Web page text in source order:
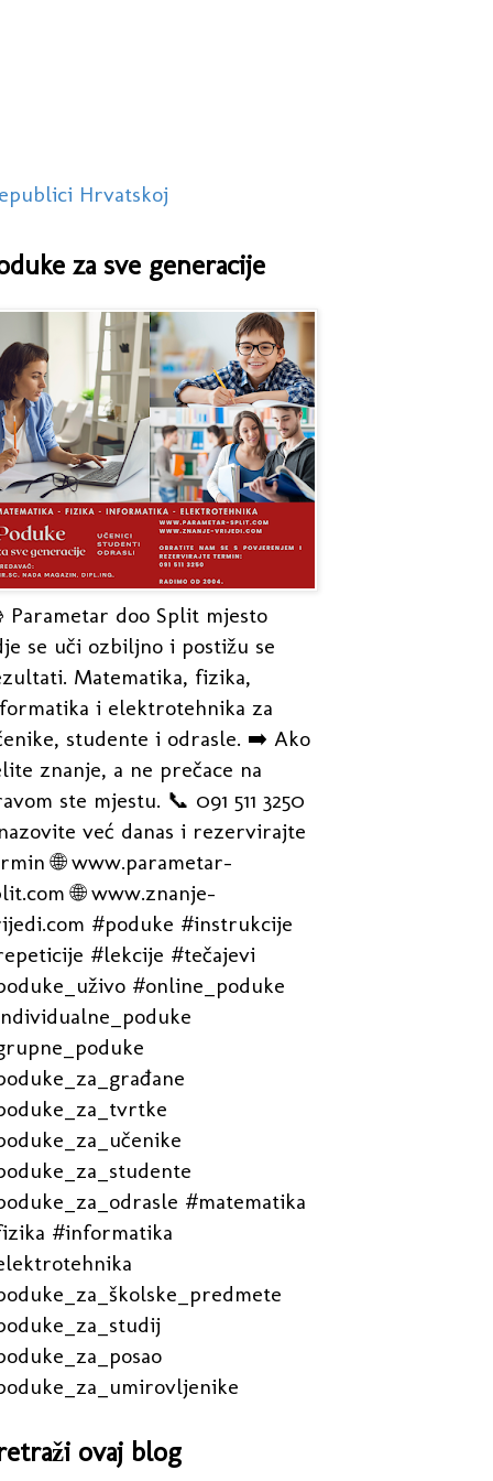
Hrvatskoj
za sve generacije
Parametar doo Split mjesto
se uči ozbiljno i postižu se
Matematika, fizika,
i elektrotehnika za
studente i odrasle. ➡️ Ako
znanje, a ne prečace na
ste mjestu. 📞 091 511 3250
već danas i rezervirajte
🌐 www.parametar-
🌐 www.znanje-
#poduke #instrukcije
#lekcije #tečajevi
#online_poduke
#matematika
#informatika
ovaj blog